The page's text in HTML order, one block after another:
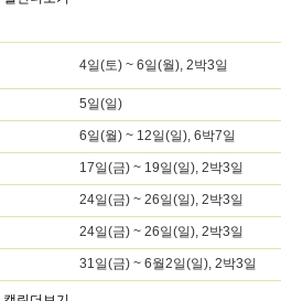
4일(토) ~ 6일(월), 2박3일
5일(일)
6일(월) ~ 12일(일), 6박7일
17일(금) ~ 19일(일), 2박3일
24일(금) ~ 26일(일), 2박3일
24일(금) ~ 26일(일), 2박3일
31일(금) ~ 6월2일(일), 2박3일